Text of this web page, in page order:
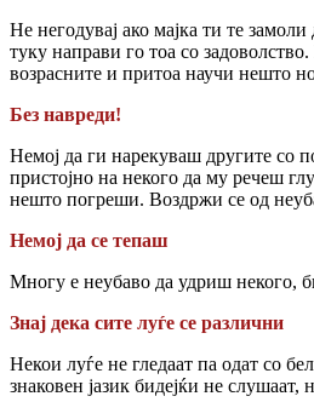
Не негодувај ако мајка ти те
туку направи го тоа со
возрасните и притоа научи нешто
Без навреди!
Немој да ги нарекуваш другите со
пристојно на некого да му речеш
нешто погреши. Воздржи се од
Немој да се тепаш
Многу е неубаво да удриш некого,
Знај дека сите луѓе се различни
Некои луѓе не гледаат па одат со
знаковен јазик бидејќи не